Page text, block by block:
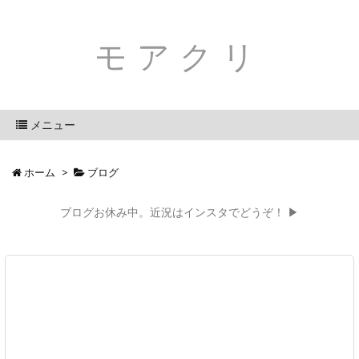
モアクリ
メニュー
ホーム > ブログ
ブログお休み中。近況はインスタでどうぞ！ ▶